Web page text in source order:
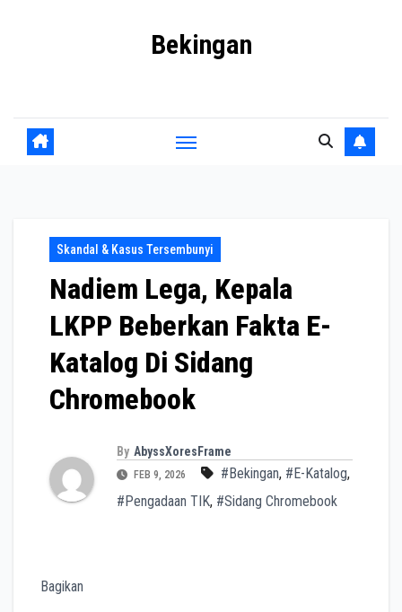
Bekingan
Skandal & Kasus Tersembunyi
Nadiem Lega, Kepala
LKPP Beberkan Fakta E-
Katalog Di Sidang
Chromebook
By AbyssXoresFrame
FEB 9, 2026 #Bekingan, #E-Katalog,
#Pengadaan TIK, #Sidang Chromebook
Bagikan